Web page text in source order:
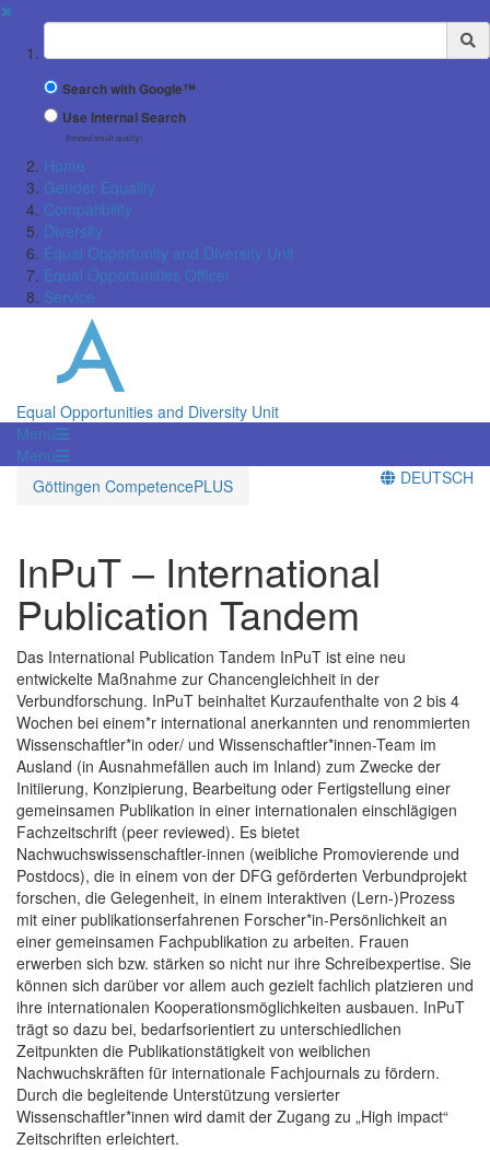
✖
Suchbegriff
Search with Google™
Use Internal Search
(limited result quality)
Home
Gender Equality
Compatibility
Diversity
Equal Opportunity and Diversity Unit
Equal Opportunities Officer
Service
Equal Opportunities and Diversity Unit
Menü
Menü
Göttingen CompetencePLUS
DEUTSCH
InPuT – International
Publication Tandem
Das International Publication Tandem InPuT ist eine neu
entwickelte Maßnahme zur Chancengleichheit in der
Verbundforschung. InPuT beinhaltet Kurzaufenthalte von 2 bis 4
Wochen bei einem*r international anerkannten und renommierten
Wissenschaftler*in oder/ und Wissenschaftler*innen-Team im
Ausland (in Ausnahmefällen auch im Inland) zum Zwecke der
Initiierung, Konzipierung, Bearbeitung oder Fertigstellung einer
gemeinsamen Publikation in einer internationalen einschlägigen
Fachzeitschrift (peer reviewed). Es bietet
Nachwuchswissenschaftler-innen (weibliche Promovierende und
Postdocs), die in einem von der DFG geförderten Verbundprojekt
forschen, die Gelegenheit, in einem interaktiven (Lern-)Prozess
mit einer publikationserfahrenen Forscher*in-Persönlichkeit an
einer gemeinsamen Fachpublikation zu arbeiten. Frauen
erwerben sich bzw. stärken so nicht nur ihre Schreibexpertise. Sie
können sich darüber vor allem auch gezielt fachlich platzieren und
ihre internationalen Kooperationsmöglichkeiten ausbauen. InPuT
trägt so dazu bei, bedarfsorientiert zu unterschiedlichen
Zeitpunkten die Publikationstätigkeit von weiblichen
Nachwuchskräften für internationale Fachjournals zu fördern.
Durch die begleitende Unterstützung versierter
Wissenschaftler*innen wird damit der Zugang zu „High impact“
Zeitschriften erleichtert.